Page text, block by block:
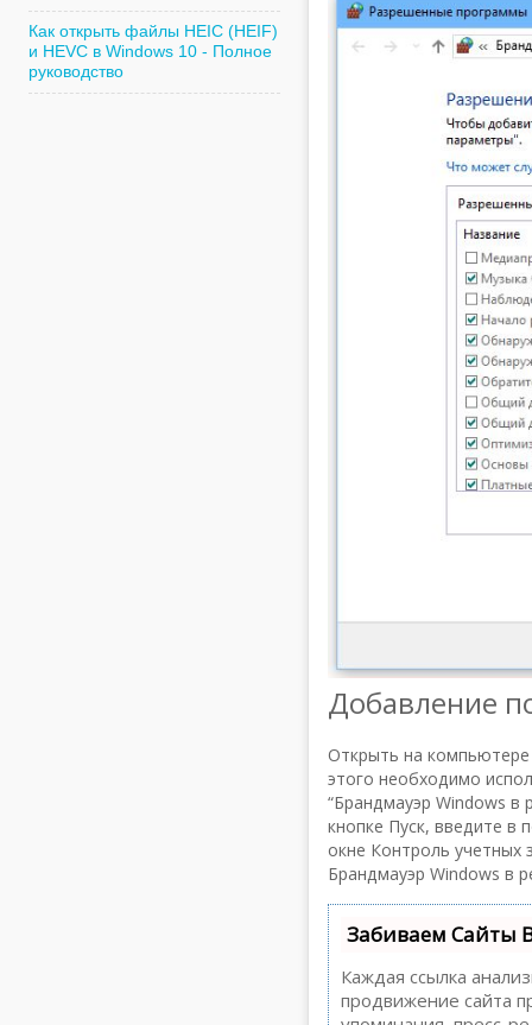
Добавление
Открыть на
этого необходимо
“Брандмауэр Windows
кнопке Пуск, введите в
окне Контроль учетных
Брандмауэр Windows в
Забиваем Сайты
Каждая ссылка
продвижение сайта
Как открыть файлы HEIC (HEIF)
и HEVC в Windows 10 - Полное
руководство